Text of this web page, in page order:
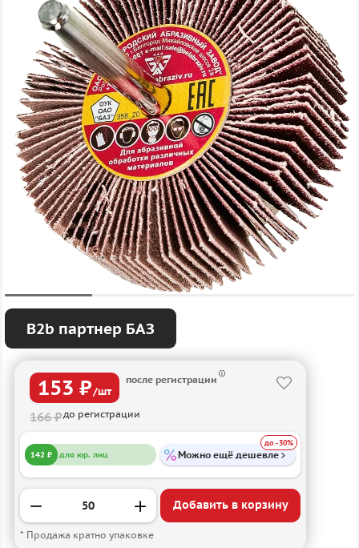
B2b партнер БАЗ
153 ₽/шт
после регистрации
166 ₽до регистрации
142 ₽ для юр. лиц Можно ещё дешевле
до -30%
Добавить в корзину
* Продажа кратно упаковке